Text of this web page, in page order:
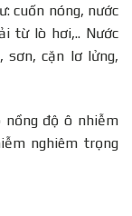
cuốn nóng, nước
từ lò hơi,.. Nước
sơn, cặn lơ lửng,
nồng độ ô nhiễm
nghiêm trọng